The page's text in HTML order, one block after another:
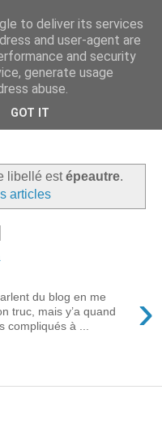
les
assiette. Verre après
libellé estépeautre.
articles
›
du blog en me
truc, mais y’a quand
compliqués à ...
to deliver its services
and user-agent are
and security
generate usage
abuse.
GOT IT